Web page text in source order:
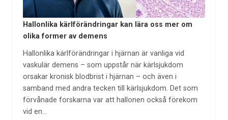
Hallonlika kärlförändringar kan lära oss mer om
olika former av demens
Hallonlika kärlförändringar i hjärnan är vanliga vid
vaskulär demens – som uppstår när kärlsjukdom
orsakar kronisk blodbrist i hjärnan – och även i
samband med andra tecken till kärlsjukdom. Det som
förvånade forskarna var att hallonen också förekom
vid en…